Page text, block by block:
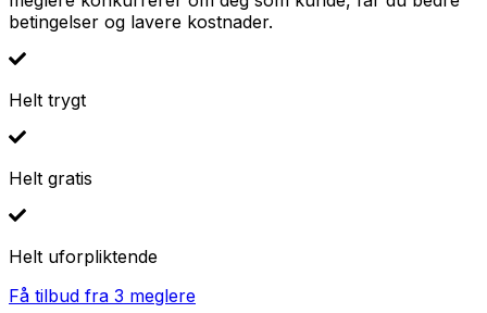
betingelser og lavere kostnader.
Helt trygt
Helt gratis
Helt uforpliktende
Få tilbud fra 3 meglere